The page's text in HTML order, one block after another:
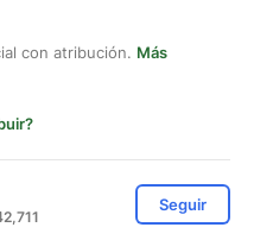
con atribución. Más
Seguir